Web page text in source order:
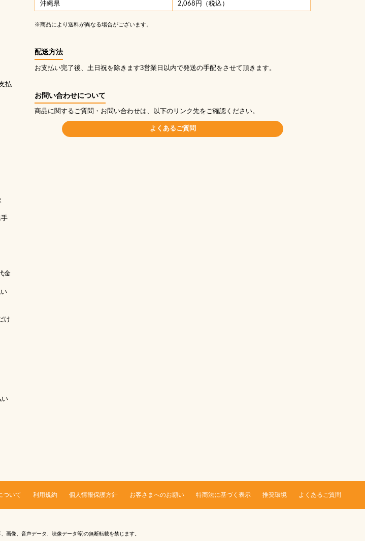
払
手
金
け
い
沖縄県 2,068円（税込）
※商品により送料が異なる場合がございます。
配送方法
お支払い完了後、土日祝を除きます3営業日以内で発送の手配をさせて頂きます。
お問い合わせについて
商品に関するご質問・お問い合わせは、以下のリンク先をご確認ください。
よくあるご質問
ついて 利用規約 個人情報保護方針 お客さまへのお願い 特商法に基づく表示 推奨環境 よくあるご質問
、画像、音声データ、映像データ等)の無断転載を禁じます。